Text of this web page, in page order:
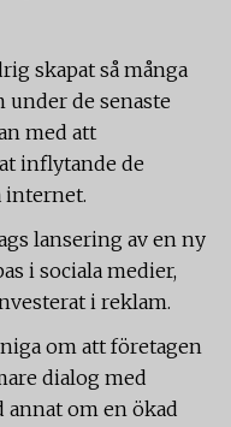
skapat så många
de senaste
med att
inflytande de
internet.
lansering av en ny
i sociala medier,
i reklam.
om att företagen
dialog med
annat om en ökad